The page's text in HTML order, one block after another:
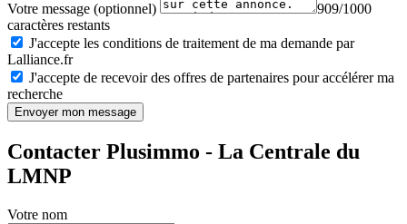
Votre message (optionnel)
909/1000
caractères restants
J'accepte les conditions de traitement de ma demande par
Lalliance.fr
J'accepte de recevoir des offres de partenaires pour accélérer ma
recherche
Envoyer mon message
Contacter Plusimmo - La Centrale du
LMNP
Votre nom